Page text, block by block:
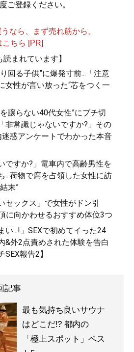
ご登録ください。
なら、まず売れ筋から。
ちら [PR]
読まれています】
回る子供”に爆発寸前...「注意
女性が言い放った“芯をつく一
譲らない40代女性”にブチ切
非常識じゃないですか?」その
迷惑アンケートでわかった本音
ですか?」電車内で高齢男性を
...荷物で席を占領した女性に訪
末”
セックス」で女性がドン引
に向かわせるおすすめ体位3つ
い...!」SEXで初めてイった24
&外2点責めされた体験を告白
SEX報告2】
記事
最も気持ち良いサウナ
はどこだ!? 都内の
「極上スポット」ベス